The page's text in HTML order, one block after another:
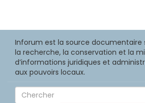
Inforum est la source documentaire
la recherche, la conservation et la
d’informations juridiques et
aux pouvoirs locaux.